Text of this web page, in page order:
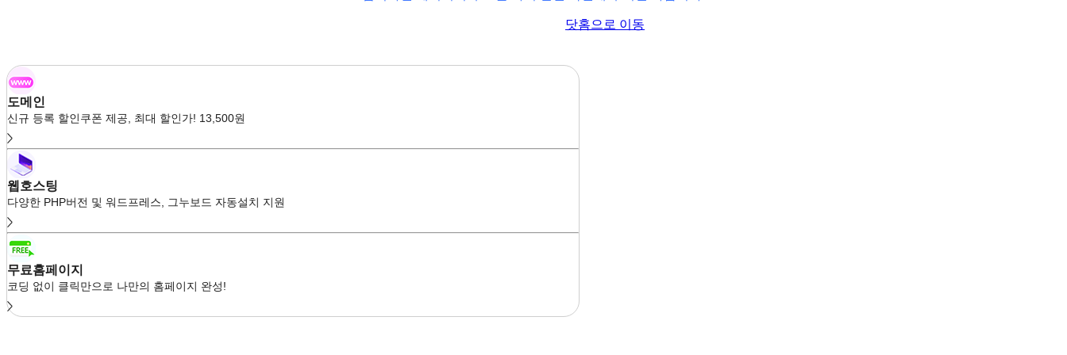
닷홈으로 이동
도메인
신규 등록 할인쿠폰 제공, 최대 할인가! 13,500원
웹호스팅
다양한 PHP버전 및 워드프레스, 그누보드 자동설치 지원
무료홈페이지
코딩 없이 클릭만으로 나만의 홈페이지 완성!